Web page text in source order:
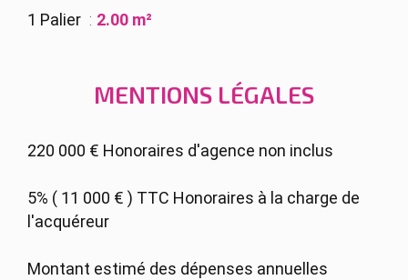
1 Palier 2.00 m²
MENTIONS LÉGALES
220 000 € Honoraires d'agence non inclus
5% ( 11 000 € ) TTC Honoraires à la charge de
l'acquéreur
Montant estimé des dépenses annuelles